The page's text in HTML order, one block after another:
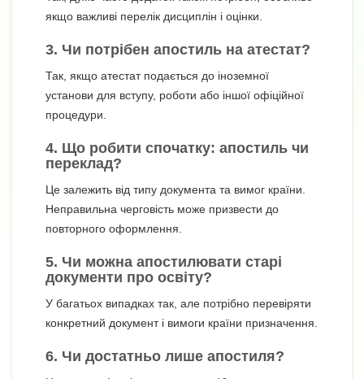
якщо важливі перелік дисциплін і оцінки.
3. Чи потрібен апостиль на атестат?
Так, якщо атестат подається до іноземної
установи для вступу, роботи або іншої офіційної
процедури.
4. Що робити спочатку: апостиль чи
переклад?
Це залежить від типу документа та вимог країни.
Неправильна черговість може призвести до
повторного оформлення.
5. Чи можна апостилювати старі
документи про освіту?
У багатьох випадках так, але потрібно перевіряти
конкретний документ і вимоги країни призначення.
6. Чи достатньо лише апостиля?